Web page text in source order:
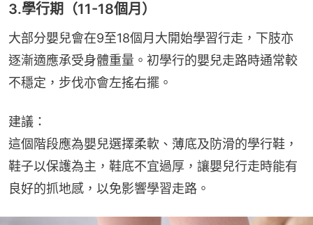
3.學行期（11-18個月）
大部分嬰兒會在9至18個月大開始學習行走，下肢亦
逐漸適應承受身體重量。初學行的嬰兒走路時通常較
不穩定，步伐亦會左搖右擺。
建議：
這個階段應為嬰兒選擇柔軟、薄底及防滑的學行鞋，
鞋子以保護為主，鞋底不宜過厚，讓嬰兒行走時能有
良好的抓地感，以免影響學習走路。